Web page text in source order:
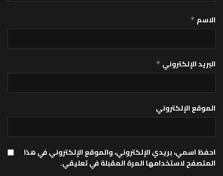
الاسم *
البريد الإلكتروني *
الموقع الإلكتروني
احفظ اسمي، بريدي الإلكتروني، والموقع الإلكتروني في هذا
المتصفح لاستخدامها المرة المقبلة في تعليقي.